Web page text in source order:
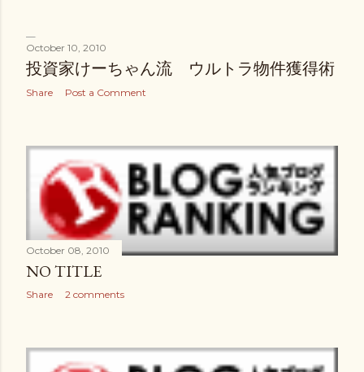
October 10, 2010
投資家けーちゃん流 ウルトラ物件獲得術
Share Post a Comment
October 08, 2010
NO TITLE
Share 2 comments